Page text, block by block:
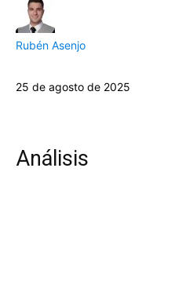
Rubén Asenjo
25 de agosto de 2025
Análisis